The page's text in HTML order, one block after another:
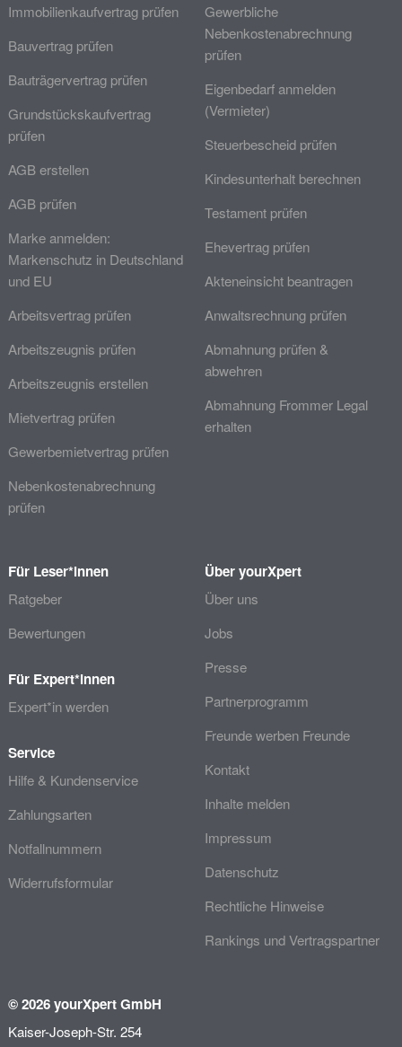
Immobilienkaufvertrag prüfen
Bauvertrag prüfen
Bauträgervertrag prüfen
Grundstückskaufvertrag
prüfen
AGB erstellen
AGB prüfen
Marke anmelden:
Markenschutz in Deutschland
und EU
Arbeitsvertrag prüfen
Arbeitszeugnis prüfen
Arbeitszeugnis erstellen
Mietvertrag prüfen
Gewerbemietvertrag prüfen
Nebenkostenabrechnung
prüfen
Gewerbliche
Nebenkostenabrechnung
prüfen
Eigenbedarf anmelden
(Vermieter)
Steuerbescheid prüfen
Kindesunterhalt berechnen
Testament prüfen
Ehevertrag prüfen
Akteneinsicht beantragen
Anwaltsrechnung prüfen
Abmahnung prüfen &
abwehren
Abmahnung Frommer Legal
erhalten
Für Leser*innen
Ratgeber
Bewertungen
Für Expert*innen
Expert*in werden
Service
Hilfe & Kundenservice
Zahlungsarten
Notfallnummern
Widerrufsformular
Über yourXpert
Über uns
Jobs
Presse
Partnerprogramm
Freunde werben Freunde
Kontakt
Inhalte melden
Impressum
Datenschutz
Rechtliche Hinweise
Rankings und Vertragspartner
© 2026 yourXpert GmbH
Kaiser-Joseph-Str. 254